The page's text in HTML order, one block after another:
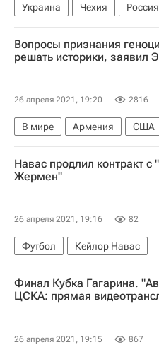
Украина Чехия Россия
Андрей Бабиш
Мария
Якуб Кулганек
Вопросы признания
решать историки, заявил
26 апреля 2021, 19:20 2816
В мире Армения
США
Реджеп Тайип Эрдоган
Джо Байден
Навас продлил контракт с
Жермен"
26 апреля 2021, 19:16 82
Футбол
Кейлор Навас
Пари Сен-Жермен (ПСЖ)
Финал Кубка Гагарина.
ЦСКА: прямая
26 апреля 2021, 19:15 867